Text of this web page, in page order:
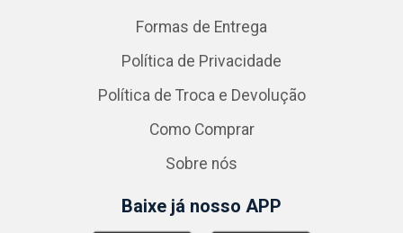
Formas de Entrega
Política de Privacidade
Política de Troca e Devolução
Como Comprar
Sobre nós
Baixe já nosso APP